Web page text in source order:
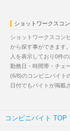
ショットワークスコ
ショットワークスコン
から探す事ができます
人を表示しており0件
勤務日・時間帯・チェ
(6/8)のコンビニバイト
日付でもバイトが掲載
コンビニバイト TOP